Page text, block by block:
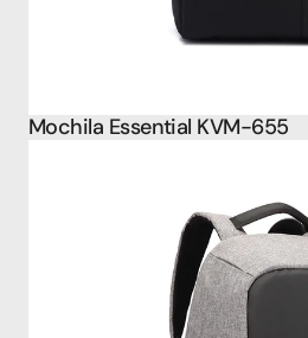
Mochila Essential KVM-655